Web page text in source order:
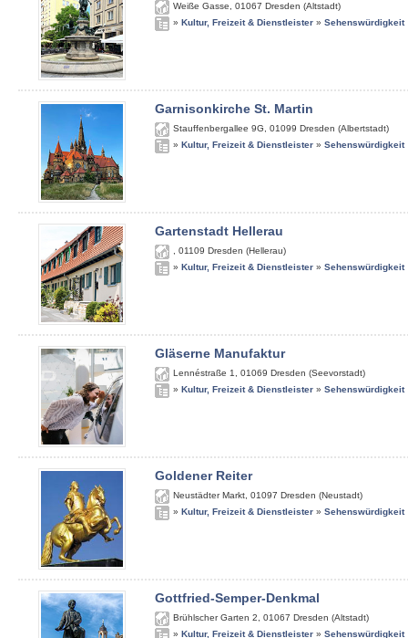
Weiße Gasse 01067 Dresden (Altstadt)
» Kultur, Freizeit & Dienstleister » Sehenswürdigkeit
Garnisonkirche St. Martin
Stauffenbergallee 9G 01099 Dresden (Albertstadt)
» Kultur, Freizeit & Dienstleister » Sehenswürdigkeit
Gartenstadt Hellerau
01109 Dresden (Hellerau)
» Kultur, Freizeit & Dienstleister » Sehenswürdigkeit
Gläserne Manufaktur
Lennéstraße 1 01069 Dresden (Seevorstadt)
» Kultur, Freizeit & Dienstleister » Sehenswürdigkeit
Goldener Reiter
Neustädter Markt 01097 Dresden (Neustadt)
» Kultur, Freizeit & Dienstleister » Sehenswürdigkeit
Gottfried-Semper-Denkmal
Brühlscher Garten 2 01067 Dresden (Altstadt)
» Kultur, Freizeit & Dienstleister » Sehenswürdigkeit